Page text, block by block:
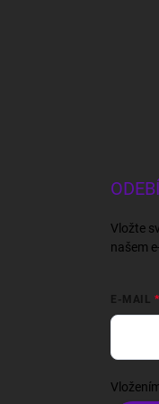
Vložte
našem
E-MAIL